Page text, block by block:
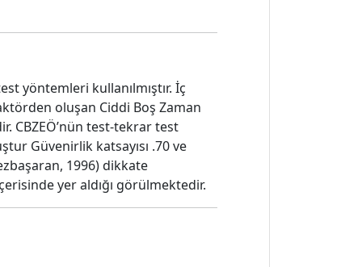
yöntemleri kullanılmıştır. İç
oluşan Ciddi Boş Zaman
CBZEÖ’nün test-tekrar test
Güvenirlik katsayısı .70 ve
1996) dikkate
yer aldığı görülmektedir.